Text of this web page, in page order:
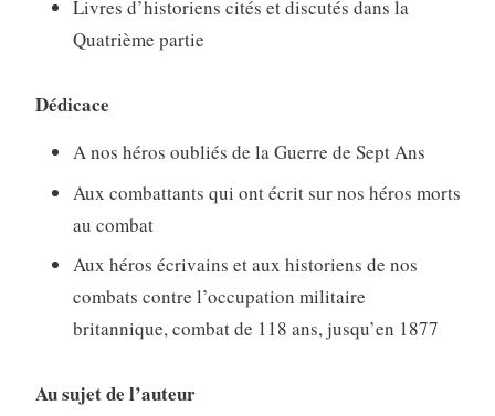
Livres d’historiens cités et discutés dans la
Quatrième partie
Dédicace
A nos héros oubliés de la Guerre de Sept Ans
Aux combattants qui ont écrit sur nos héros morts
au combat
Aux héros écrivains et aux historiens de nos
combats contre l’occupation militaire
britannique, combat de 118 ans, jusqu’en 1877
Au sujet de l’auteur